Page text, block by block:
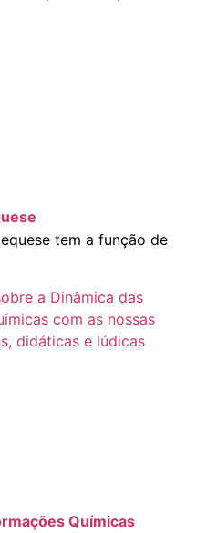
tem a função de
Químicas